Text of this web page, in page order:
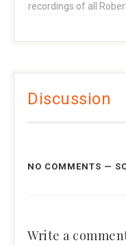
recordings of all
Discussion
NO COMMENTS —
Write a